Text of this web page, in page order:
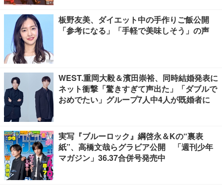
板野友美、ダイエット中の手作りご飯公開
「参考になる」「手軽で美味しそう」の声
WEST.重岡大毅＆濱田崇裕、同時結婚発表に
ネット衝撃「驚きすぎて声出た」「ダブルで
おめでたい」グループ7人中4人が既婚者に
実写『ブルーロック』綱啓永＆Kの“裏表
紙”、高橋文哉らグラビア公開 「週刊少年
マガジン」36.37合併号発売中